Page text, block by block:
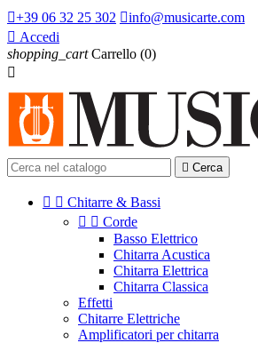
+39 06 32 25 302 info@musicarte.com
 Accedi
shopping_cart Carrello (0)

 Cerca
  Chitarre & Bassi
  Corde
Basso Elettrico
Chitarra Acustica
Chitarra Elettrica
Chitarra Classica
Effetti
Chitarre Elettriche
Amplificatori per chitarra